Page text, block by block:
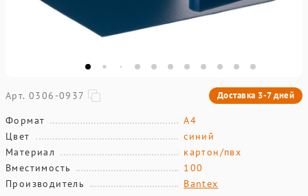
Арт. 0306-0937 Доставка 3-7 дней
Формат
А4
Цвет
синий
Материал
картон/пвх
Вместимость
100
Производитель
Bantex